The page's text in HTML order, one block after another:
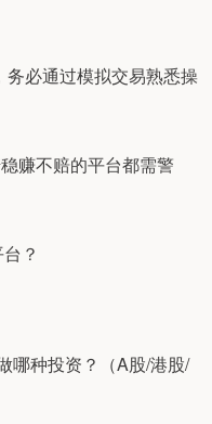
必通过模拟交易熟悉操
赚不赔的平台都需警
？
哪种投资？（A股/港股/